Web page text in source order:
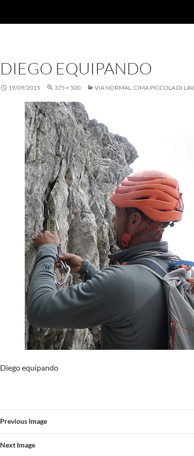
DIEGO EQUIPANDO
19/09/2015 375 × 500 VIA NORMAL. CIMA PICCOLA DI
Diego equipando
Previous Image
Next Image